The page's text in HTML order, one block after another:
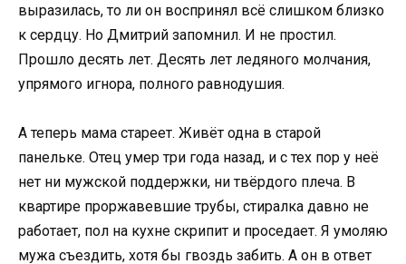
выразилась, то ли он воспринял всё слишком близко
к сердцу. Но Дмитрий запомнил. И не простил.
Прошло десять лет. Десять лет ледяного молчания,
упрямого игнора, полного равнодушия.
А теперь мама стареет. Живёт одна в старой
панельке. Отец умер три года назад, и с тех пор у неё
нет ни мужской поддержки, ни твёрдого плеча. В
квартире проржавевшие трубы, стиралка давно не
работает, пол на кухне скрипит и проседает. Я умоляю
мужа съездить, хотя бы гвоздь забить. А он в ответ